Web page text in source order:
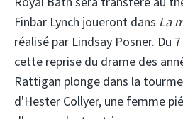
Finbar Lynch joueront dans La
réalisé par Lindsay Posner. Du
cette reprise du drame des
Rattigan plonge dans la
d'Hester Collyer, une femme